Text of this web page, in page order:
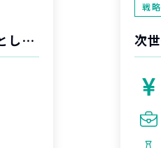
化学メーカーにおける、先進領域部品の樹脂代替を軸とした戦略策定支援
戦略
次